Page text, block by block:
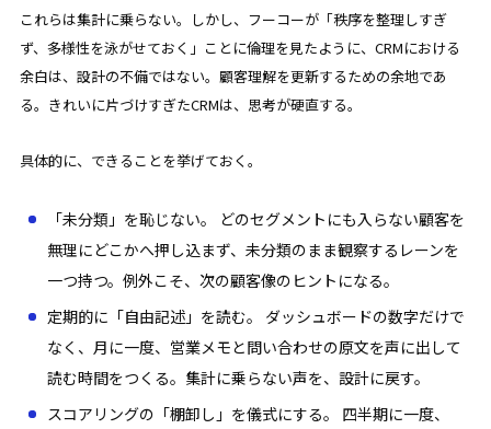
これらは集計に乗らない。しかし、フーコーが「秩序を整理しすぎ
ず、多様性を泳がせておく」ことに倫理を見たように、CRMにおける
余白は、設計の不備ではない。顧客理解を更新するための余地であ
る。きれいに片づけすぎたCRMは、思考が硬直する。
具体的に、できることを挙げておく。
「未分類」を恥じない。 どのセグメントにも入らない顧客を
無理にどこかへ押し込まず、未分類のまま観察するレーンを
一つ持つ。例外こそ、次の顧客像のヒントになる。
定期的に「自由記述」を読む。 ダッシュボードの数字だけで
なく、月に一度、営業メモと問い合わせの原文を声に出して
読む時間をつくる。集計に乗らない声を、設計に戻す。
スコアリングの「棚卸し」を儀式にする。 四半期に一度、